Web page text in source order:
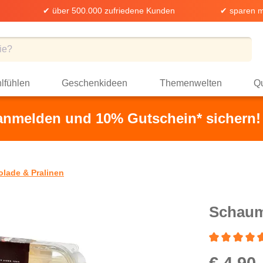
✔ über 500.000 zufriedene Kunden ✔ sparen
Geschenkideen Themenwelten
und 10% Gutschein* sichern!
& Pralinen